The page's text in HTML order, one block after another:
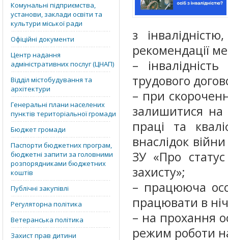
Комунальні підприємства,
установи, заклади освіти та
культури міської ради
Офіційні документи
Центр надання
адміністративних послуг (ЦНАП)
Відділ містобудування та
архітектури
Генеральні плани населених
пунктів територіальної громади
Бюджет громади
Паспорти бюджетних програм,
бюджетні запити за головними
розпорядниками бюджетних
коштів
Публічні закупівлі
Регуляторна політика
Ветеранська політика
Захист прав дитини
з
рекомендації
–
трудового
– при
залишитися на
праці та
внаслідок
ЗУ «Про статус
захисту»;
– працююча
працювати в
– на прохання
режим роботи